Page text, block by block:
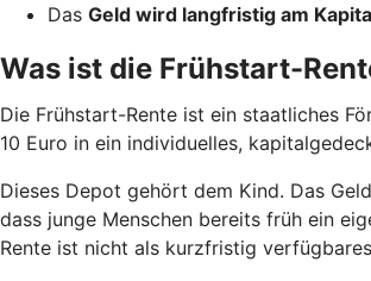
Das Geld wird langfristig am
Was ist die Frühstart-
Die Frühstart-Rente ist ein staatliches
10 Euro in ein individuelles,
Dieses Depot gehört dem Kind. Das
dass junge Menschen bereits früh ein
Rente ist nicht als kurzfristig